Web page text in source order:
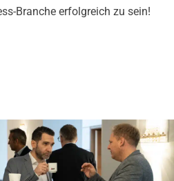
Branche erfolgreich zu sein!